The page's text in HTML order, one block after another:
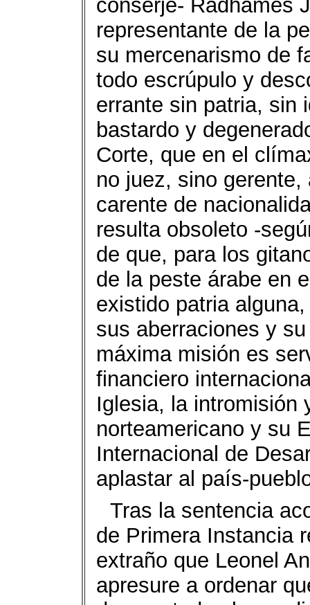
conserje- Radhamés
representante de la
su mercenarismo de
todo escrúpulo y
errante sin patria, sin
bastardo y
Corte, que en el
no juez, sino
carente de
resulta obsoleto -
de que, para los
de la peste árabe en
existido patria
sus aberraciones y
máxima misión es
financiero
Iglesia, la intromisión
norteamericano y su
Internacional de
aplastar al país-
Tras la sentencia
de Primera Instancia
extraño que Leonel
apresure a ordenar